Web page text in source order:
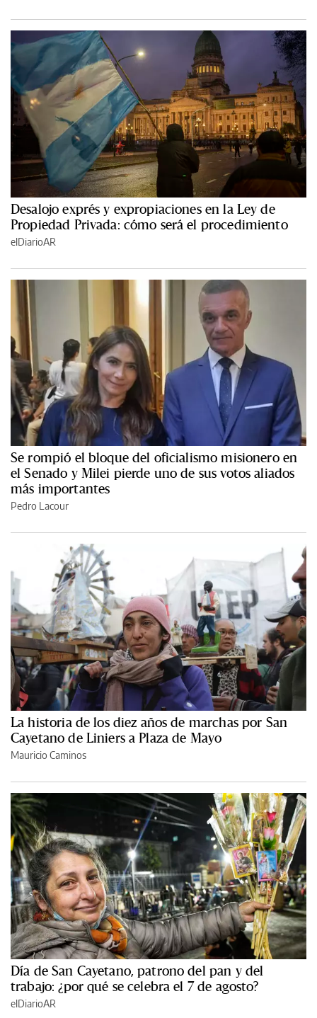
Desalojo exprés y expropiaciones en la Ley de
Propiedad Privada: cómo será el procedimiento
elDiarioAR
Se rompió el bloque del oficialismo misionero en
el Senado y Milei pierde uno de sus votos aliados
más importantes
Pedro Lacour
La historia de los diez años de marchas por San
Cayetano de Liniers a Plaza de Mayo
Mauricio Caminos
Día de San Cayetano, patrono del pan y del
trabajo: ¿por qué se celebra el 7 de agosto?
elDiarioAR